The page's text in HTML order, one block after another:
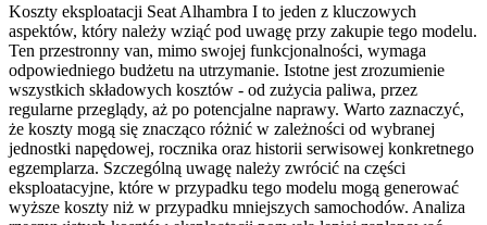
Koszty eksploatacji Seat Alhambra I to jeden z kluczowych
aspektów, który należy wziąć pod uwagę przy zakupie tego modelu.
Ten przestronny van, mimo swojej funkcjonalności, wymaga
odpowiedniego budżetu na utrzymanie. Istotne jest zrozumienie
wszystkich składowych kosztów - od zużycia paliwa, przez
regularne przeglądy, aż po potencjalne naprawy. Warto zaznaczyć,
że koszty mogą się znacząco różnić w zależności od wybranej
jednostki napędowej, rocznika oraz historii serwisowej konkretnego
egzemplarza. Szczególną uwagę należy zwrócić na części
eksploatacyjne, które w przypadku tego modelu mogą generować
wyższe koszty niż w przypadku mniejszych samochodów. Analiza